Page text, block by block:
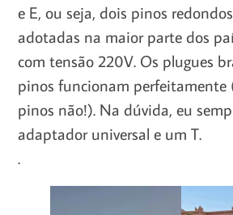
e E, ou seja, dois pinos
adotadas na maior parte dos
com tensão 220V. Os plugues
pinos funcionam perfeitamente
pinos não!). Na dúvida, eu
adaptador universal e um T.
.